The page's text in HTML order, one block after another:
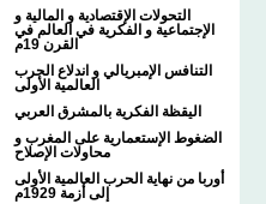
التحولات الإقتصادية و المالية و
الإجتماعية و الفكرية في العالم في
القرن 19م
التنافس الإمبريالي و اندلاع الحرب
العالمية الأولى
اليقظة الفكرية بالمشرق العربي
الضغوط الإستعمارية على المغرب و
محاولات الإصلاح
أوربا من نهاية الحرب العالمية الأولى
إلى أزمة 1929م